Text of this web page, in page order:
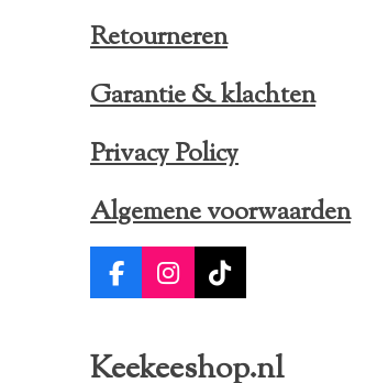
Retourneren
Garantie & klachten
Privacy Policy
Algemene voorwaarden
F
a
b
I
n
a
T
i
o
Keekeeshop.nl